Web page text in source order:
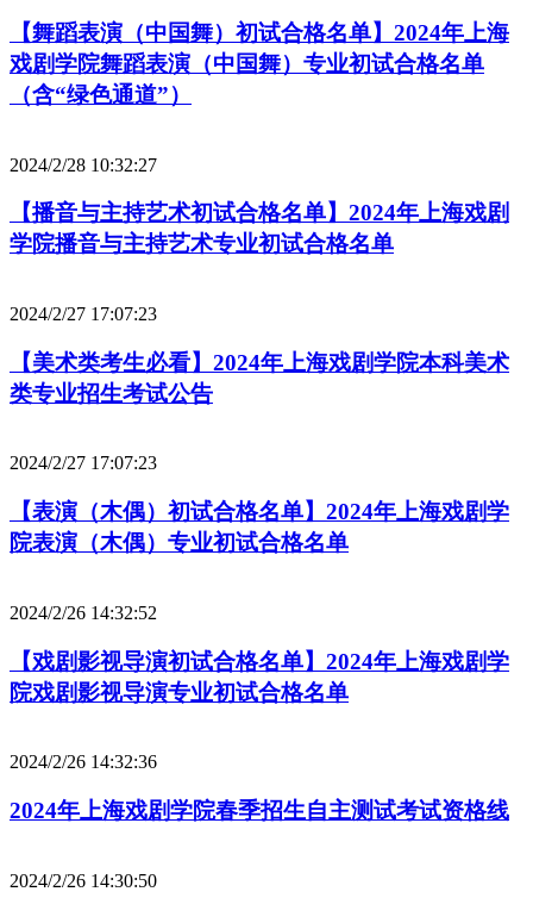
【舞蹈表演（中国舞）初试合格名单】2024年上海
戏剧学院舞蹈表演（中国舞）专业初试合格名单
（含“绿色通道”）
2024/2/28 10:32:27
【播音与主持艺术初试合格名单】2024年上海戏剧
学院播音与主持艺术专业初试合格名单
2024/2/27 17:07:23
【美术类考生必看】2024年上海戏剧学院本科美术
类专业招生考试公告
2024/2/27 17:07:23
【表演（木偶）初试合格名单】2024年上海戏剧学
院表演（木偶）专业初试合格名单
2024/2/26 14:32:52
【戏剧影视导演初试合格名单】2024年上海戏剧学
院戏剧影视导演专业初试合格名单
2024/2/26 14:32:36
2024年上海戏剧学院春季招生自主测试考试资格线
2024/2/26 14:30:50